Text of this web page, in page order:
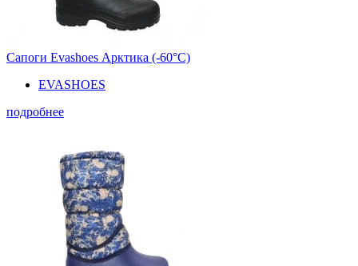
Сапоги Evashoes Арктика (-60°С)
EVASHOES
подробнее